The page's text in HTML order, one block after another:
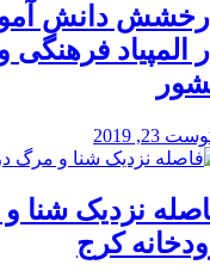
دانش
المپیاد
23, 2019
نزدیک شنا
کرج